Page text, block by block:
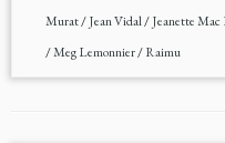
Murat/Jean Vidal/Jeanette Mac
/Meg Lemonnier/Raimu